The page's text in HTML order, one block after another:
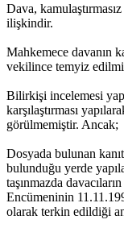
Dava,
ilişkindir.
Mahkemece davanın
vekilince temyiz
Bilirkişi incelemesi
karşılaştırması
görülmemiştir. Ancak;
Dosyada bulunan
bulunduğu yerde
taşınmazda
Encümeninin
olarak terkin edildiği